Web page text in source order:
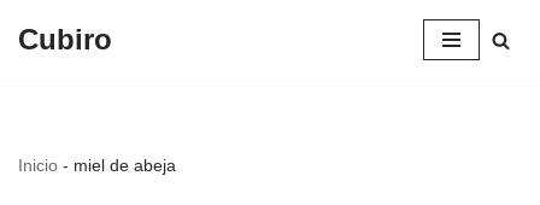
Cubiro
Inicio - miel de abeja